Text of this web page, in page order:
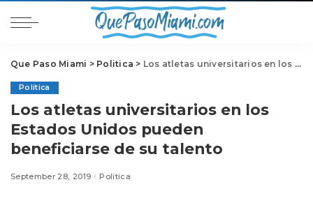
Que Paso Miami > Politica > Los atletas universitarios en los Estados Unidos pueden beneficiarse de su talento
Politica
Los atletas universitarios en los
Estados Unidos pueden
beneficiarse de su talento
September 28, 2019 Politica